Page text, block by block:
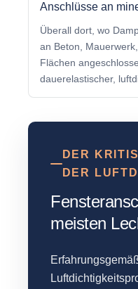
Anschlüsse an
Überall dort, wo
an Beton,
Flächen
dauerelastischer,
DER
DER
meisten